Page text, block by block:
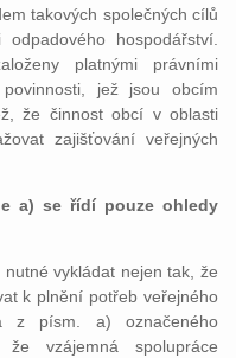
takových společných cílů
hospodářství.
platnými právními
jež jsou obcím
že činnost obcí v oblasti
zajišťování veřejných
a) se řídí pouze ohledy
vykládat nejen tak, že
k plnění potřeb veřejného
z písm. a) označeného
vzájemná spolupráce